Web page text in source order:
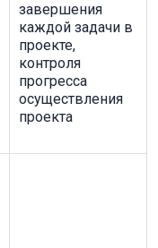
завершения
каждой задачи в
проекте,
контроля
прогресса
осуществления
проекта